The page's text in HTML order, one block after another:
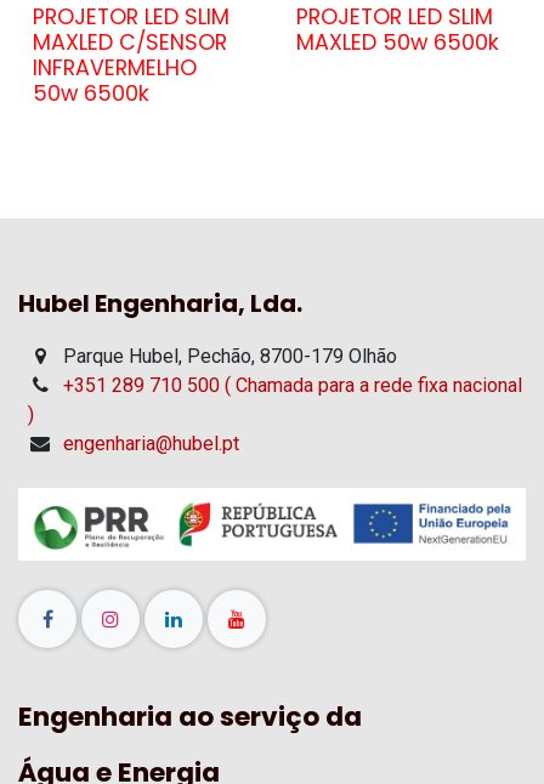
PROJETOR LED SLIM
MAXLED C/SENSOR
INFRAVERMELHO
50w 6500k
PROJETOR LED SLIM
MAXLED 50w 6500k
Hubel Engenharia, Lda.
Parque Hubel, Pechão, 8700-179 Olhão
+351 289 710 500 ( Chamada para a rede fixa nacional
)
engenharia@hubel.pt
Engenharia ao serviço da
Água e Energia